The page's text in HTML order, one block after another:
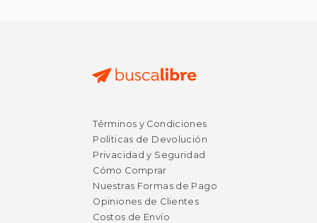
Términos y Condiciones
Políticas de Devolución
Privacidad y Seguridad
Cómo Comprar
Nuestras Formas de Pago
Opiniones de Clientes
Costos de Envío